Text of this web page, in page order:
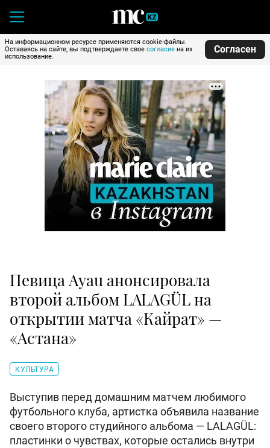
На информационном ресурсе применяются cookie-файлы.
Оставаясь на сайте, вы подтверждаете свое согласие на их
использование.
Согласен
Певица Ayau анонсировала
второй альбом LALAGÜL на
открытии матча «Кайрат» —
«Астана»
КУЛЬТУРА
Выступив перед домашним матчем любимого
футбольного клуба, артистка объявила название
своего второго студийного альбома — LALAGÜL:
пластинки о чувствах, которые остались внутри